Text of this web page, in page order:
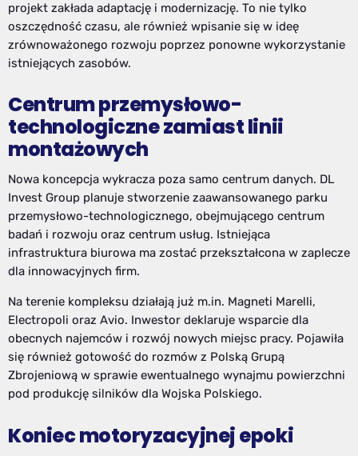
projekt zakłada adaptację i modernizację. To nie tylko
oszczędność czasu, ale również wpisanie się w ideę
zrównoważonego rozwoju poprzez ponowne wykorzystanie
istniejących zasobów.
Centrum przemysłowo-
technologiczne zamiast linii
montażowych
Nowa koncepcja wykracza poza samo centrum danych. DL
Invest Group planuje stworzenie zaawansowanego parku
przemysłowo-technologicznego, obejmującego centrum
badań i rozwoju oraz centrum usług. Istniejąca
infrastruktura biurowa ma zostać przekształcona w zaplecze
dla innowacyjnych firm.
Na terenie kompleksu działają już m.in. Magneti Marelli,
Electropoli oraz Avio. Inwestor deklaruje wsparcie dla
obecnych najemców i rozwój nowych miejsc pracy. Pojawiła
się również gotowość do rozmów z Polską Grupą
Zbrojeniową w sprawie ewentualnego wynajmu powierzchni
pod produkcję silników dla Wojska Polskiego.
Koniec motoryzacyjnej epoki